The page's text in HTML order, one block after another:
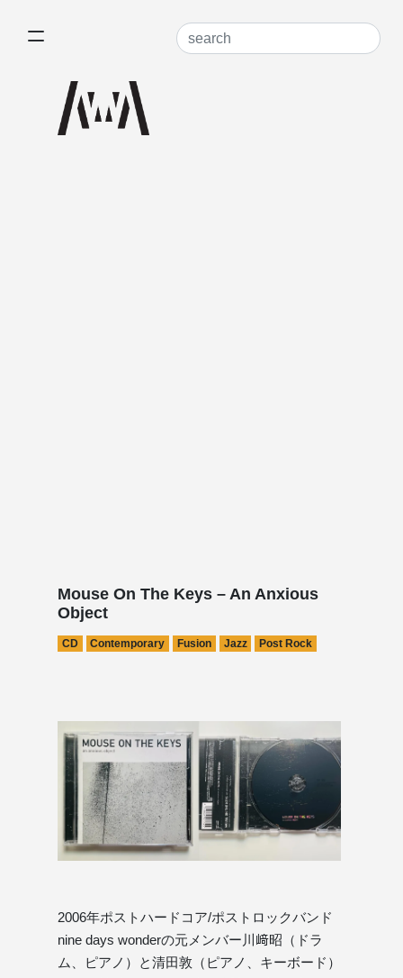
Mouse On The Keys – An Anxious
Object
CD Contemporary Fusion Jazz Post Rock
2006年ポストハードコア/ポストロックバンド
nine days wonderの元メンバー川﨑昭（ドラ
ム、ピアノ）と清田敦（ピアノ、キーボード）